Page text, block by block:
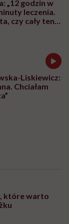
„12 godzin w
leczenia.
czy cały ten
Liskiewicz:
Chciałam
które warto